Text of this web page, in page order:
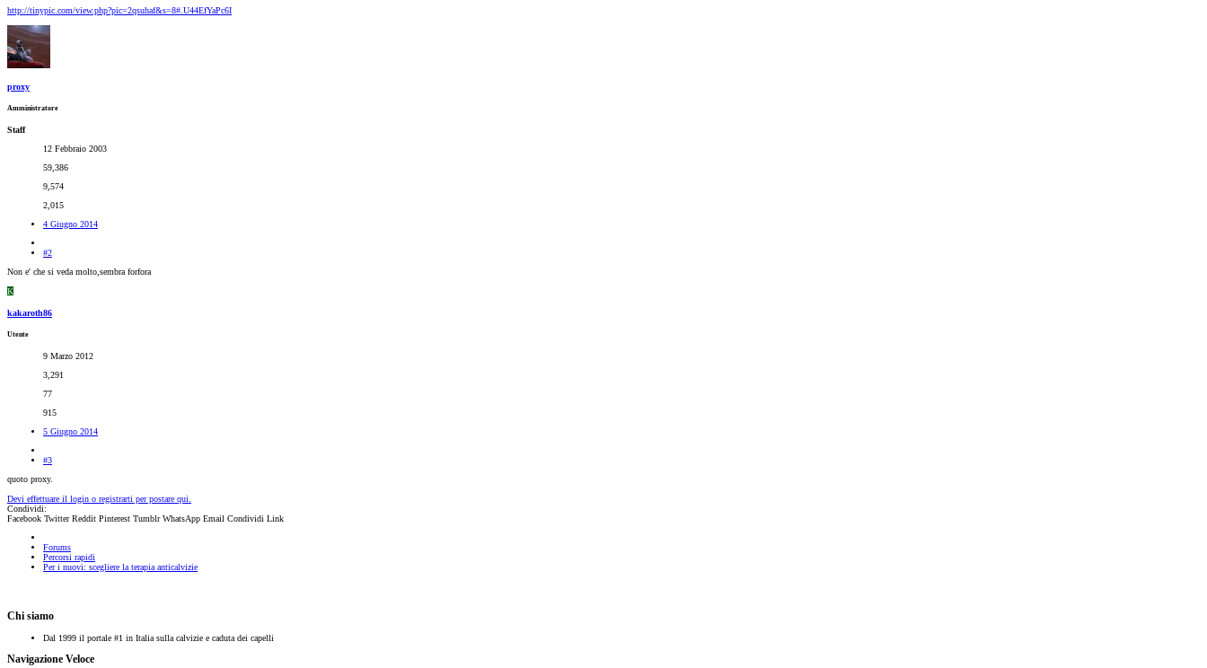
http://tinypic.com/view.php?pic=2qsuhaf&s=8#.U44EfYaPc6I
proxy
Amministratore
Staff
12 Febbraio 2003
59,386
9,574
2,015
4 Giugno 2014
#2
Non e' che si veda molto,sembra forfora
K
kakaroth86
Utente
9 Marzo 2012
3,291
77
915
5 Giugno 2014
#3
quoto proxy.
Devi effettuare il login o registrarti per postare qui.
Condividi:
Facebook Twitter Reddit Pinterest Tumblr WhatsApp Email Condividi Link
Forums
Percorsi rapidi
Per i nuovi: scegliere la terapia anticalvizie
Chi siamo
Dal 1999 il portale #1 in Italia sulla calvizie e caduta dei capelli
Navigazione Veloce